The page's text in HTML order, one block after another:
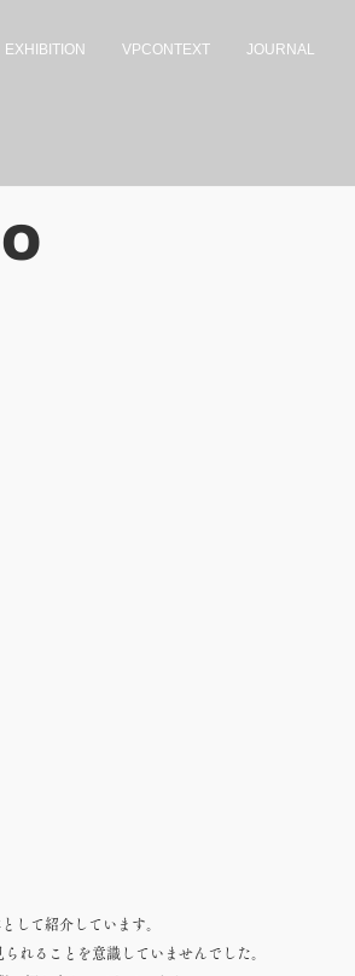
EXHIBITION VPCONTEXT JOURNAL
して紹介しています。
れることを意識していませんでした。